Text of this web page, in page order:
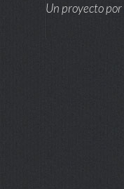
Un proyecto por